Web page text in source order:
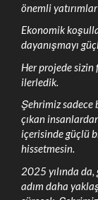
önemli yatırımlar
Ekonomik
dayanışmayı
Her projede
ilerledik.
Şehrimiz
çıkan
içerisinde güçlü
hissetmesin.
2025 yılında
adım daha